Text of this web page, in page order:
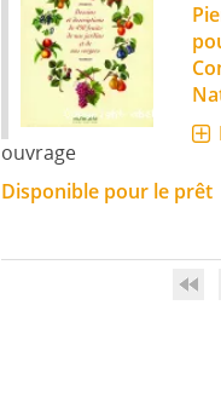
ouvrage
Disponible pour le prêt